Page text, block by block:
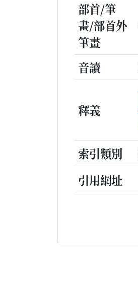
部首/筆
畫/部首外
筆畫
音讀
釋義
索引類別
引用網址